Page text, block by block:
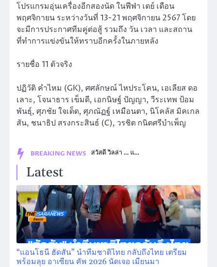
โปรแกรมอุ่นเครื่องอีกสองนัด ในฟีฟ่า เดย์ เดือน
พฤศจิกายน ระหว่างวันที่ 13-21 พฤศจิกายน 2567 โดย
จะมีการประกาศทีมคู่ต่อสู้ รวมถึง วัน เวลา และสถาน
ที่ทำการแข่งขันให้ทราบอีกครั้งในภายหลัง
รายชื่อ 11 ตัวจริง
ปฏิวัติ คำไหม (GK), ศศลักษณ์ ไหประโคน, เอเลียส ดอ
เลาะ, โจนาธาร เข็มดี, เอกนิษฐ์ ปัญญา, วีระเทพ ป้อม
พันธุ์, ศุภชัย ใจเด็ด, ศุภณัฏฐ์ เหมือนตา, นิโคลัส มิคเกล
สัน, ชนาธิป สรงกระสินธ์ (C), วรชิต กนิตศรีบำเพ็ญ
BREAKING NEWS สวัสดี วิลล่า … แอสตัน…
Latest
“แอนโธนี ฮัดสัน” นำทีมชาติไทย กลับถึงไทย เตรียม
พร้อมลุย อาเซียน คัพ 2026 นัดเจอ เมียนมา